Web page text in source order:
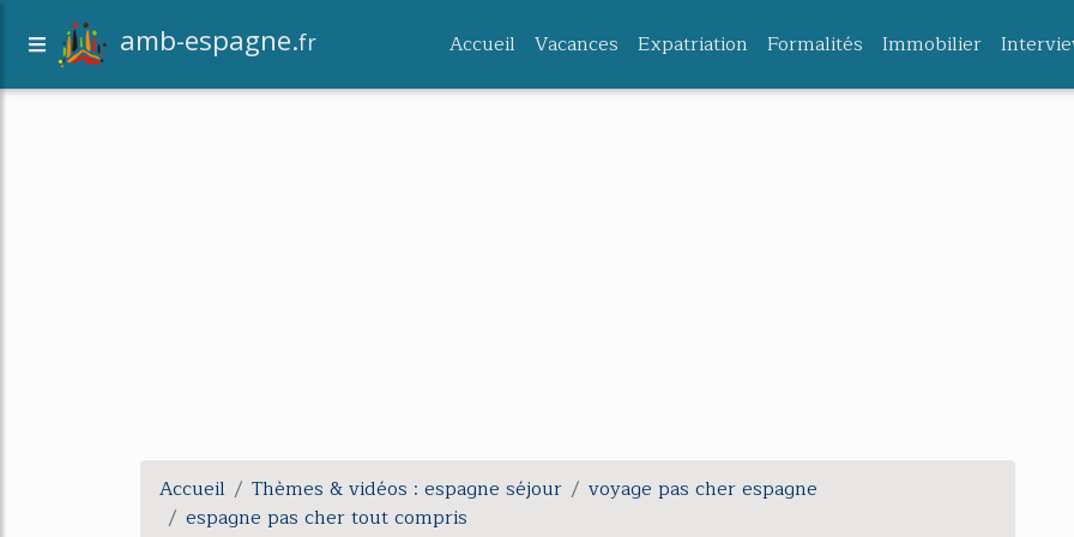
amb-espagne.fr Accueil Vacances Expatriation Formalités Immobilier
Accueil Thèmes & vidéos : espagne séjour
voyage pas cher espagne
espagne pas cher tout compris